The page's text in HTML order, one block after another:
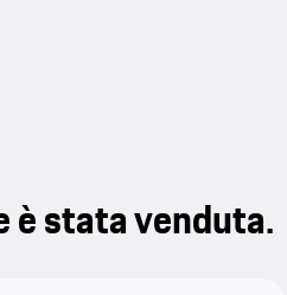
è stata venduta.